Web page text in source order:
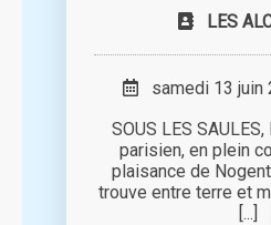
LES
samedi 13 juin
SOUS LES SAULES,
parisien, en plein
plaisance de
trouve entre terre et
[...]